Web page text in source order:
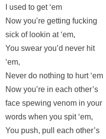
I used to get ‘em
Now you’re getting fucking
sick of lookin at ‘em,
You swear you’d never hit
‘em,
Never do nothing to hurt ‘em
Now you’re in each other’s
face spewing venom in your
words when you spit ‘em,
You push, pull each other’s